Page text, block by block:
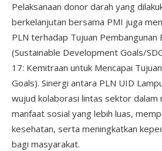
Pelaksanaan donor darah yang
berkelanjutan bersama PMI juga
PLN terhadap Tujuan Pembangunan
(Sustainable Development Goals/
17: Kemitraan untuk Mencapai
Goals). Sinergi antara PLN UID
wujud kolaborasi lintas sektor dalam
manfaat sosial yang lebih luas,
kesehatan, serta meningkatkan
bagi masyarakat.